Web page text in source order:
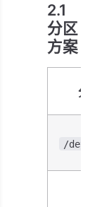
2.1
分区
方案
分区
/dev/